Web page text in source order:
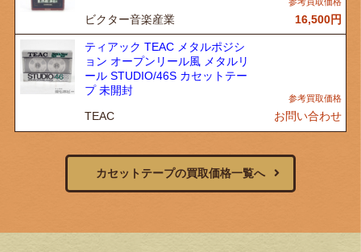
ビクター音楽産業 16,500円
ティアック TEAC メタルポジシ
ョン オープンリール風 メタルリ
ール STUDIO/46S カセットテー
プ 未開封
TEAC お問い合わせ
カセットテープの買取価格一覧へ